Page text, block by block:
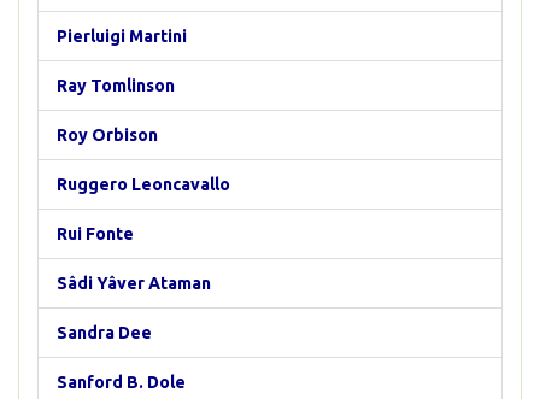
Pierluigi Martini
Ray Tomlinson
Roy Orbison
Ruggero Leoncavallo
Rui Fonte
Sâdi Yâver Ataman
Sandra Dee
Sanford B. Dole